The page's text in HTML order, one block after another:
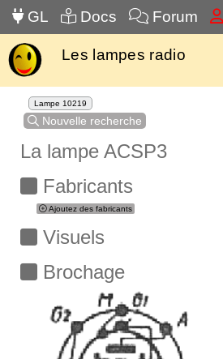
GL Docs Forum
Les lampes radio
Lampe 10219
Nouvelle recherche
La lampe ACSP3
Fabricants
Ajoutez des fabricants
Visuels
Brochage